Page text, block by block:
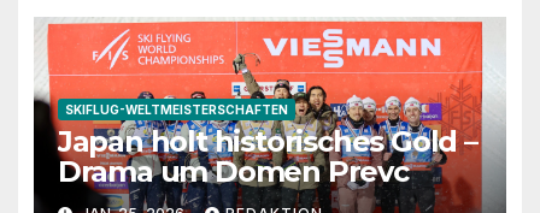
SKIFLUG-WELTMEISTERSCHAFTEN
Japan holt historisches Gold –
Drama um Domen Prevc